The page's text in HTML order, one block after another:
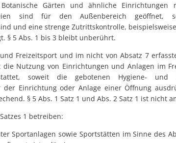
Gärten und ähnliche Einrichtungen
sind für den Außenbereich geöffnet,
und eine strenge Zutrittskontrolle,
§ 5 Abs. 1 bis 3 bleibt unberührt.
Freizeitsport und im nicht von Absatz 7
die Nutzung von Einrichtungen und Anlagen im
soweit die gebotenen Hygiene- und
Einrichtung oder Anlage einer Öffnung
§ 5 Abs. 1 Satz 1 und Abs. 2 Satz 1 ist nicht
1 betreiben:
Sportanlagen sowie Sportstätten im Sinne des